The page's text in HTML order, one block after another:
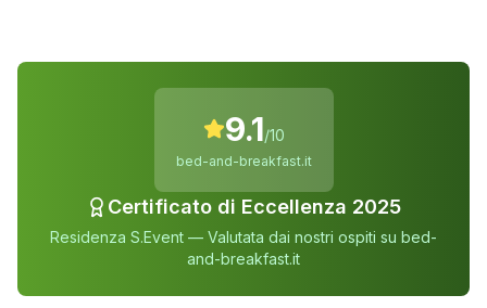
9.1/10
bed-and-breakfast.it
Certificato di Eccellenza 2025
Residenza S.Event — Valutata dai nostri ospiti su bed-
and-breakfast.it